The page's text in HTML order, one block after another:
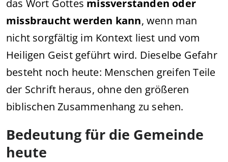
das Wort Gottes missverstanden oder
missbraucht werden kann, wenn man
nicht sorgfältig im Kontext liest und vom
Heiligen Geist geführt wird. Dieselbe Gefahr
besteht noch heute: Menschen greifen Teile
der Schrift heraus, ohne den größeren
biblischen Zusammenhang zu sehen.
Bedeutung für die Gemeinde
heute